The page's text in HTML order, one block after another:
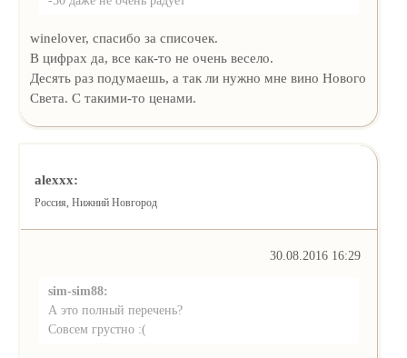
winelover, спасибо за списочек.
В цифрах да, все как-то не очень весело.
Десять раз подумаешь, а так ли нужно мне вино Нового
Света. С такими-то ценами.
alexxx:
Россия, Нижний Новгород
30.08.2016 16:29
sim-sim88:
А это полный перечень?
Совсем грустно :(